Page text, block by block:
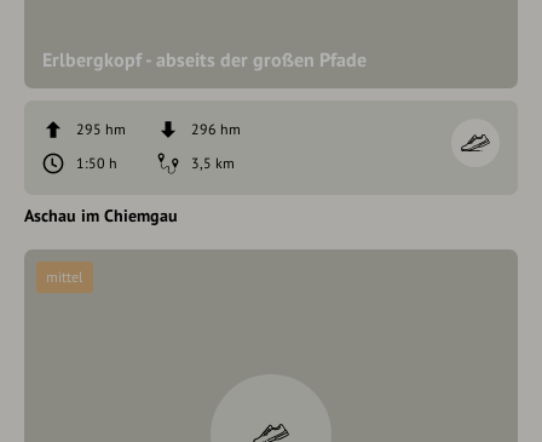
Erlbergkopf - abseits der großen Pfade
295 hm
296 hm
1:50 h
3,5 km
Aschau im Chiemgau
mittel